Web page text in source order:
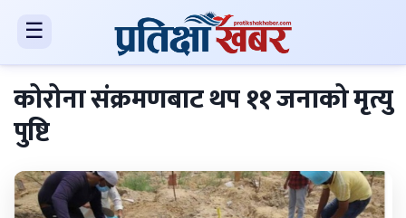
☰
कोरोना संक्रमणबाट थप ११ जनाको मृत्यु
पुष्टि